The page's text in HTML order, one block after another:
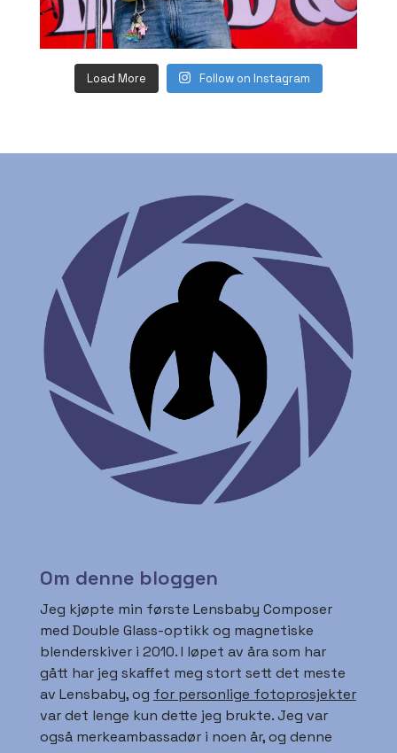
Load More Follow on Instagram
Om denne bloggen
Jeg kjøpte min første Lensbaby Composer
med Double Glass-optikk og magnetiske
blenderskiver i 2010. I løpet av åra som har
gått har jeg skaffet meg stort sett det meste
av Lensbaby, og for personlige fotoprosjekter
var det lenge kun dette jeg brukte. Jeg var
også merkeambassadør i noen år, og denne